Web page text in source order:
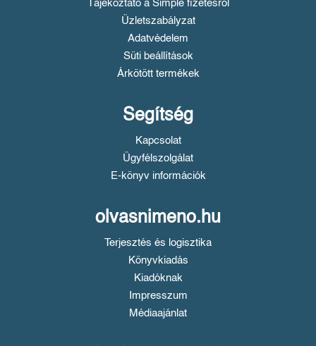
Tájékoztató a Simple fizetésről
Üzletszabályzat
Adatvédelem
Süti beállítások
Árkötött termékek
Segítség
Kapcsolat
Ügyfélszolgálat
E-könyv információk
olvasnimeno.hu
Terjesztés és logisztika
Könyvkiadás
Kiadóknak
Impresszum
Médiaajánlat